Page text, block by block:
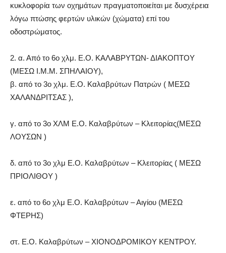
κυκλοφορία των οχημάτων πραγματοποιείται με δυσχέρεια
λόγω πτώσης φερτών υλικών (χώματα) επί του
οδοστρώματος.
2. α. Από το 6ο χλμ. Ε.Ο. ΚΑΛΑΒΡΥΤΩΝ- ΔΙΑΚΟΠΤΟΥ
(ΜΕΣΩ Ι.Μ.Μ. ΣΠΗΛΑΙΟΥ),
β. από το 3ο χλμ. Ε.Ο. Καλαβρύτων Πατρών ( ΜΕΣΩ
ΧΑΛΑΝΔΡΙΤΣΑΣ ),
γ. από το 3ο ΧΛΜ Ε.Ο. Καλαβρύτων – Κλειτορίας(ΜΕΣΩ
ΛΟΥΣΩΝ )
δ. από το 3ο χλμ Ε.Ο. Καλαβρύτων – Κλειτορίας ( ΜΕΣΩ
ΠΡΙΟΛΙΘΟΥ )
ε. από το 6ο χλμ Ε.Ο. Καλαβρύτων – Αιγίου (ΜΕΣΩ
ΦΤΕΡΗΣ)
στ. Ε.Ο. Καλαβρύτων – ΧΙΟΝΟΔΡΟΜΙΚΟΥ ΚΕΝΤΡΟΥ.